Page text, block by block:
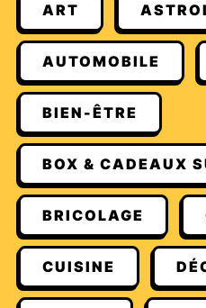
ART
AUTOMOBILE
BIEN-ÊTRE
BOX & CADEAUX
BRICOLAGE
CUISINE